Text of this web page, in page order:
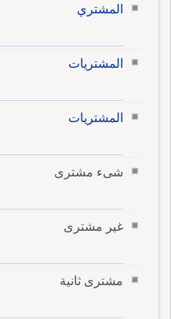
المشتري
المشتريات
المشتريات
شىء مشترى
غير مشترى
مشترى ثانية